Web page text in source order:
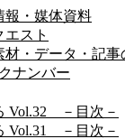
報・媒体資料
エスト
材・データ・記事
ナンバー
Vol.32 －目次－
Vol.31 －目次－